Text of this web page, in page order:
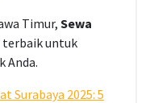
Timur, Sewa
untuk
Anda.
Surabaya 2025: 5